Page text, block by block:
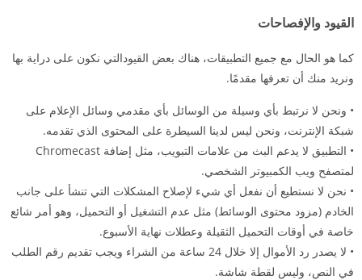
القيود والإفصاحات
كما هو الحال مع جميع التطبيقات، هناك بعض القيودالتي نكون على دراية بها
ونريد منك أن تعرفها مقدمًا.
• ونحن لا نرتبط بأي وسيلة من الوسائل بأي مقدمي وسائل الإعلام على
شبكة الإنترنت، ونحن ليس لدينا السيطرة على المحتوى الذي تقدمه.
• التطبيق لا يدعم البث من علامات التبويب، مثل إضافة Chromecast
لمتصفح ويب الكمبيوتر الشخصي.
• نحن لا نستطيع أن نفعل أي شيء لإصلاح المشكلات التي تنشأ على جانب
الخادم (مزود محتوى الوسائط) مثل عدم التشغيل أو التحميل، وهو أمر شائع
خاصة في أوقات التحميل الثقيلة وعطلات نهاية الأسبوع.
• لا يصدر رد الأموال إلا خلال 24 ساعة من الشراء ويجب تقديم رقم الطلب
في النص، وليس لقطة شاشة.